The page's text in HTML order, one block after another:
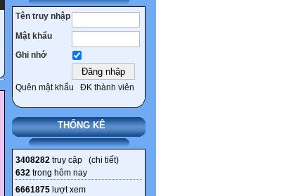
Tên truy nhập
Mật khẩu
Ghi nhớ
Quên mật khẩu ĐK thành viên
THỐNG KÊ
3408282 truy cập (chi tiết)
632 trong hôm nay
6661875 lượt xem